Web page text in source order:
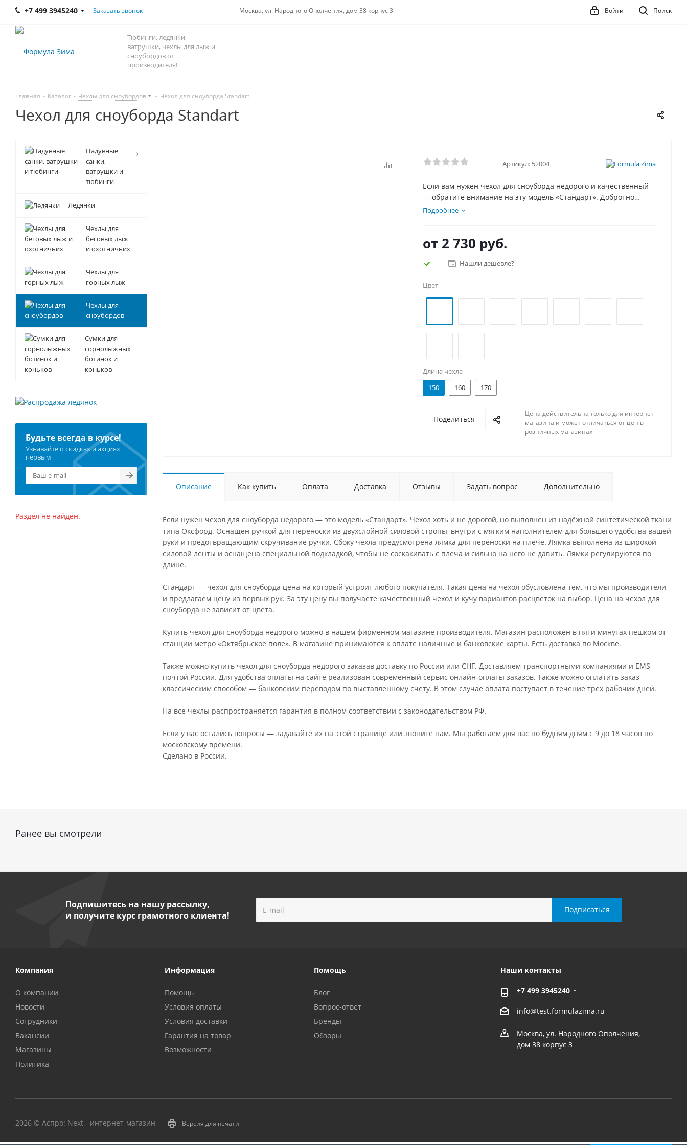
+7 499 3945240 Заказать звонок Москва, ул. Народного Ополчения, дом 38 корпус 3 Поиск
Войти
Тюбинги, ледянки,
ватрушки, чехлы для лыж и
сноубордов от
производителя!
Главная - Каталог - Чехлы для сноубордов - Чехол для сноуборда Standart
Чехол для сноуборда Standart
Артикул: 52004
Если вам нужен чехол для сноуборда недорого и качественный
— обратите внимание на эту модель «Стандарт». Добротно
выполненный чехол по выгодно недорогой цене. Цена
Подробнее
от 2 730 руб.
Нашли дешевле?
Цвет
Длина чехла
150
160 170
Поделиться
Цена действительна только для интернет-
магазина и может отличаться от цен в
розничных магазинах
Описание Как купить Оплата Доставка Отзывы Задать вопрос Дополнительно
Если нужен чехол для сноуборда недорого — это модель «Стандарт». Чехол хоть и не дорогой, но выполнен из надёжной синтетической ткани
типа Оксфорд. Оснащён ручкой для переноски из двухслойной силовой стропы, внутри с мягким наполнителем для большего удобства вашей
руки и предотвращающим скручивание ручки. Сбоку чехла предусмотрена лямка для переноски на плече. Лямка выполнена из широкой
силовой ленты и оснащена специальной подкладкой, чтобы не соскакивать с плеча и сильно на него не давить. Лямки регулируются по
длине.
Стандарт — чехол для сноуборда цена на который устроит любого покупателя. Такая цена на чехол обусловлена тем, что мы производители
и предлагаем цену из первых рук. За эту цену вы получаете качественный чехол и кучу вариантов расцветок на выбор. Цена на чехол для
сноуборда не зависит от цвета.
Купить чехол для сноуборда недорого можно в нашем фирменном магазине производителя. Магазин расположен в пяти минутах пешком от
станции метро «Октябрьское поле». В магазине принимаются к оплате наличные и банковские карты. Есть доставка по Москве.
Также можно купить чехол для сноуборда недорого заказав доставку по России или СНГ. Доставляем транспортными компаниями и EMS
почтой России. Для удобства оплаты на сайте реализован современный сервис онлайн-оплаты заказов. Также можно оплатить заказ
классическим способом — банковским переводом по выставленному счёту. В этом случае оплата поступает в течение трёх рабочих дней.
На все чехлы распространяется гарантия в полном соответствии с законодательством РФ.
Если у вас остались вопросы — задавайте их на этой странице или звоните нам. Мы работаем для вас по будням дням с 9 до 18 часов по
московскому времени.
Сделано в России.
Надувные
санки,
ватрушки и
тюбинги
Ледянки
Чехлы для
беговых лыж
и охотничьих
Чехлы для
горных лыж
Чехлы для
сноубордов
Сумки для
горнолыжных
ботинок и
коньков
Будьте всегда в курсе!
Узнавайте о скидках и акциях
первым
Раздел не найден.
Ранее вы смотрели
Подпишитесь на нашу рассылку,
и получите курс грамотного клиента!
Компания
О компании
Новости
Сотрудники
Вакансии
Магазины
Политика
Информация
Помощь
Условия оплаты
Условия доставки
Гарантия на товар
Возможности
Помощь
Блог
Вопрос-ответ
Бренды
Обзоры
Наши контакты
+7 499 3945240
info@test.formulazima.ru
Москва, ул. Народного Ополчения,
дом 38 корпус 3
2026 © Аспро: Next - интернет-магазин Версия для печати